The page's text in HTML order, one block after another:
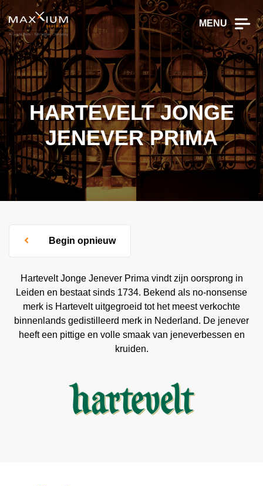
MENU
HARTEVELT JONGE
JENEVER PRIMA
Begin opnieuw
Hartevelt Jonge Jenever Prima vindt zijn oorsprong in
Leiden en bestaat sinds 1734. Bekend als no-nonsense
merk is Hartevelt uitgegroeid tot het meest verkochte
binnenlands gedistilleerd merk in Nederland. De jenever
heeft een pittige en volle smaak van jeneverbessen en
kruiden.